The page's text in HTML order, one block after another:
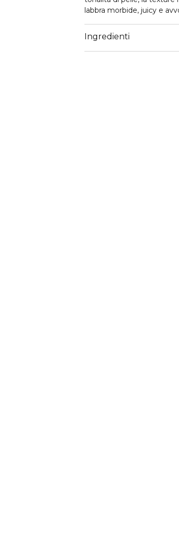
labbra morbide, juicy e
desideri un tocco di colore
effetto rugiada in pochi
Ingredienti